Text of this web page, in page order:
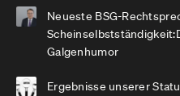
Neueste BSG-
Galgenhumor
Ergebnisse unserer